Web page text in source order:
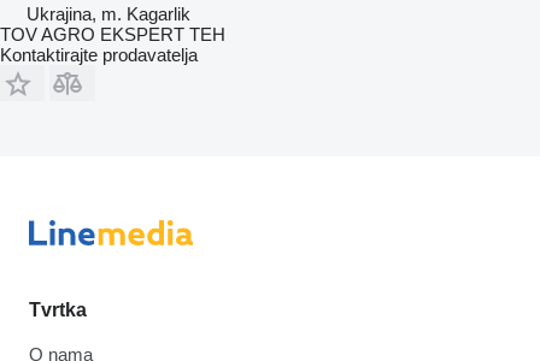
Ukrajina, m. Kagarlik
TOV AGRO EKSPERT TEH
Kontaktirajte prodavatelja
Tvrtka
O nama